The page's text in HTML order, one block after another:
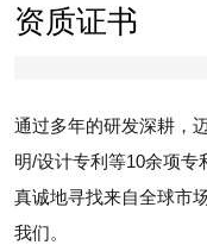
资质证书
通过多年的研发深耕，
明/设计专利等10余项
真诚地寻找来自全球市
我们。